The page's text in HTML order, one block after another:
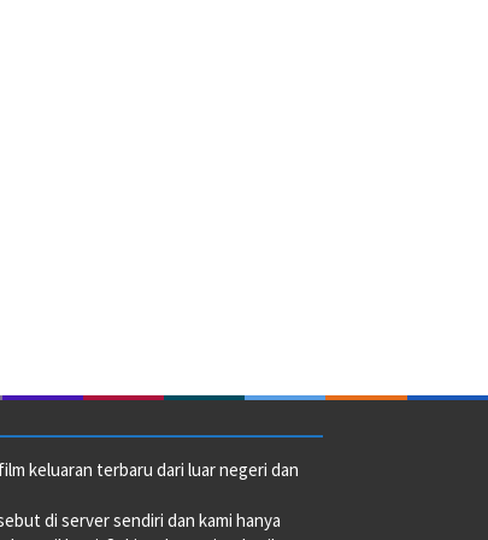
keluaran terbaru dari luar negeri dan
di server sendiri dan kami hanya